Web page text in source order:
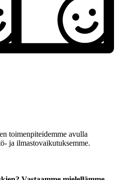
toimenpiteidemme avulla
ja ilmastovaikutuksemme.